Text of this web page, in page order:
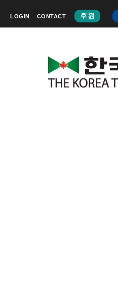
LOGIN CONTACT 후원